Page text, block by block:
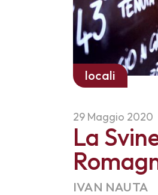
locali
29 Maggio 2020
La
IVAN NAUTA